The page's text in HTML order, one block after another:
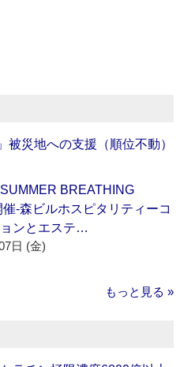
災地への支援（順位不動）
SUMMER BREATHING
‐森ビルホスピタリティーコ
ンとエステ…
日 (金)
もっと見る »